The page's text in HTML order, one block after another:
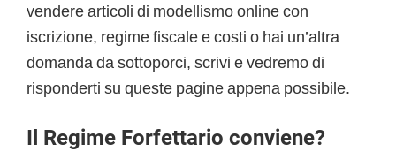
vendere articoli di modellismo online con
iscrizione, regime fiscale e costi o hai un’altra
domanda da sottoporci, scrivi e vedremo di
risponderti su queste pagine appena possibile.
Il Regime Forfettario conviene?